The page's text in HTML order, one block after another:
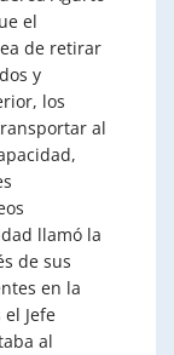
el
de retirar
y
los
al
llamó la
de sus
en la
Jefe
al